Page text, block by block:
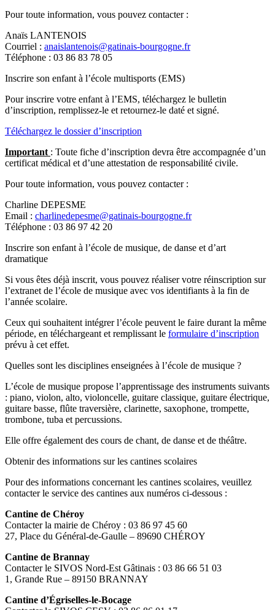
Pour toute information, vous pouvez contacter :
Anaïs LANTENOIS
Courriel : anaislantenois@gatinais-bourgogne.fr
Téléphone : 03 86 83 78 05
Inscrire son enfant à l’école multisports (EMS)
Pour inscrire votre enfant à l’EMS, téléchargez le bulletin
d’inscription, remplissez-le et retournez-le daté et signé.
Téléchargez le dossier d’inscription
Important : Toute fiche d’inscription devra être accompagnée d’un
certificat médical et d’une attestation de responsabilité civile.
Pour toute information, vous pouvez contacter :
Charline DEPESME
Email : charlinedepesme@gatinais-bourgogne.fr
Téléphone : 03 86 97 42 20
Inscrire son enfant à l’école de musique, de danse et d’art
dramatique
Si vous êtes déjà inscrit, vous pouvez réaliser votre réinscription sur
l’extranet de l’école de musique avec vos identifiants à la fin de
l’année scolaire.
Ceux qui souhaitent intégrer l’école peuvent le faire durant la même
période, en téléchargeant et remplissant le formulaire d’inscription
prévu à cet effet.
Quelles sont les disciplines enseignées à l’école de musique ?
L’école de musique propose l’apprentissage des instruments suivants
: piano, violon, alto, violoncelle, guitare classique, guitare électrique,
guitare basse, flûte traversière, clarinette, saxophone, trompette,
trombone, tuba et percussions.
Elle offre également des cours de chant, de danse et de théâtre.
Obtenir des informations sur les cantines scolaires
Pour des informations concernant les cantines scolaires, veuillez
contacter le service des cantines aux numéros ci-dessous :
Cantine de Chéroy
Contacter la mairie de Chéroy : 03 86 97 45 60
27, Place du Général-de-Gaulle – 89690 CHÉROY
Cantine de Brannay
Contacter le SIVOS Nord-Est Gâtinais : 03 86 66 51 03
1, Grande Rue – 89150 BRANNAY
Cantine d’Égriselles-le-Bocage